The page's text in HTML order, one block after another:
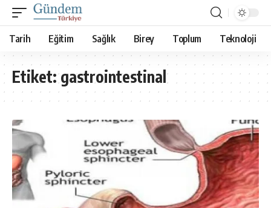
Tarih Eğitim Sağlık Birey Toplum Teknoloji
Etiket:gastrointestinal